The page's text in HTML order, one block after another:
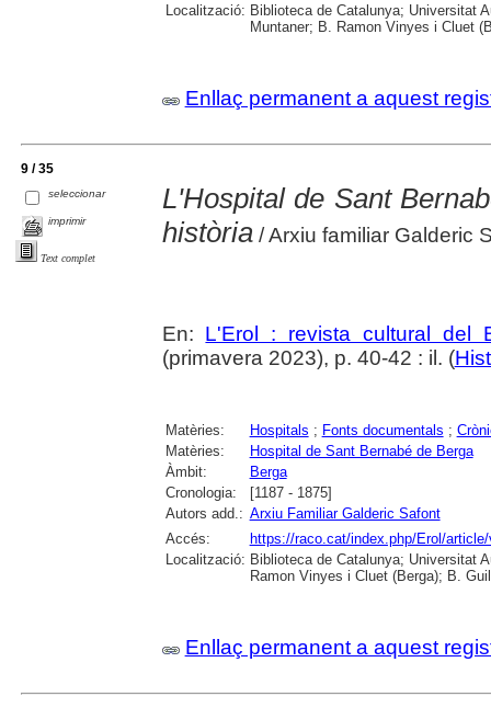
Localització: Biblioteca de Catalunya; Universitat
Muntaner; B. Ramon Vinyes i Cluet
Enllaç permanent a aquest
9 / 35
seleccionar
imprimir
Text complet
L'Hospital de Sant
història/ Arxiu familiar Galderic
En: L'Erol : revista cultural del
(primavera 2023), p. 40-42 : il. (
Matèries: Hospitals ; Fonts documentals ;
Matèries:
Hospital de Sant Bernabé de Berga
Àmbit:
Berga
Cronologia:
[1187 - 1875]
Autors add.: Arxiu Familiar Galderic Safont
Accés:
https://raco.cat/index.php/Erol/
Localització: Biblioteca de Catalunya; Universitat
Ramon Vinyes i Cluet (Berga); B.
Enllaç permanent a aquest